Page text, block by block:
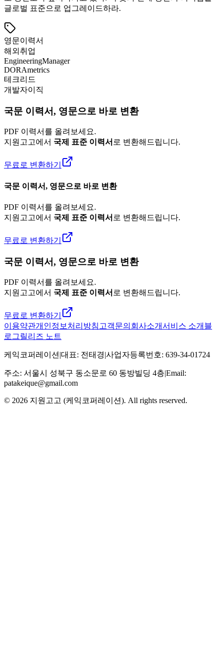
글로벌 표준으로 업그레이드하라.
영문이력서
해외취업
EngineeringManager
DORAmetrics
테크리드
개발자이직
국문 이력서, 영문으로 바로 변환
PDF 이력서를 올려보세요.
지원고고에서 국제 표준 이력서 로 변환해드립니다.
무료로 변환하기
국문 이력서, 영문으로 바로 변환
PDF 이력서를 올려보세요.
지원고고에서 국제 표준 이력서 로 변환해드립니다.
무료로 변환하기
국문 이력서, 영문으로 바로 변환
PDF 이력서를 올려보세요.
지원고고에서 국제 표준 이력서 로 변환해드립니다.
무료로 변환하기
이용약관개인정보처리방침고객문의 회사소개서비스 소개 블
로그릴리즈 노트
케익코퍼레이션|대표: 전태경|사업자등록번호: 639-34-01724
주소: 서울시 성북구 동소문로 60 동방빌딩 4층|Email:
patakeique@gmail.com
© 2026 지원고고 (케익코퍼레이션). All rights reserved.